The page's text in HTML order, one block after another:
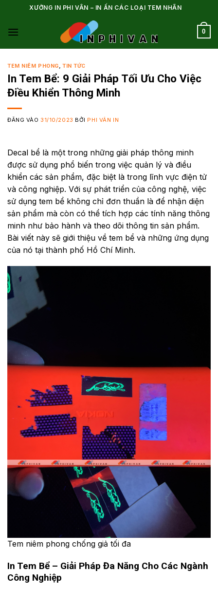
nội
XƯỞNG IN PHI VÂN – IN ẤN CÁC LOẠI TEM NHÃN
0
TEM NIÊM PHONG, TIN TỨC
In Tem Bể: 9 Giải Pháp Tối Ưu Cho Việc
Điều Khiển Thông Minh
ĐĂNG VÀO 31/10/2023 BỞI PHI VÂN IN
Decal bể là một trong những giải pháp thông minh
được sử dụng phổ biến trong việc quản lý và điều
khiển các sản phẩm, đặc biệt là trong lĩnh vực điện tử
và công nghiệp. Với sự phát triển của công nghệ, việc
sử dụng tem bể không chỉ đơn thuần là để nhận diện
sản phẩm mà còn có thể tích hợp các tính năng thông
minh như bảo hành và theo dõi thông tin sản phẩm.
Bài viết này sẽ giới thiệu về tem bể và những ứng dụng
của nó tại thành phố Hồ Chí Minh.
Tem niêm phong chống giả tối đa
In Tem Bể – Giải Pháp Đa Năng Cho Các Ngành
Công Nghiệp